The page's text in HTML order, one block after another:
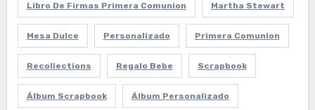
Libro De Firmas Primera Comunion Martha Stewart
Mesa Dulce Personalizado Primera Comunion
Recollections Regalo Bebe Scrapbook
Álbum Scrapbook Álbum Personalizado